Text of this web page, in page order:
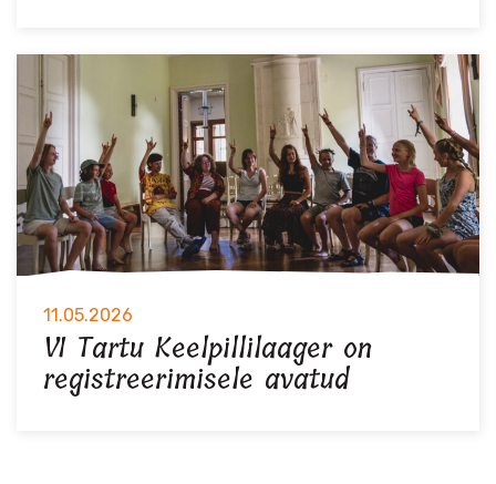
11.05.2026
VI Tartu Keelpillilaager on
registreerimisele avatud